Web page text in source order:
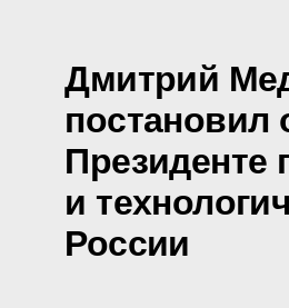
Дмитрий
постановил
Президенте
и
России